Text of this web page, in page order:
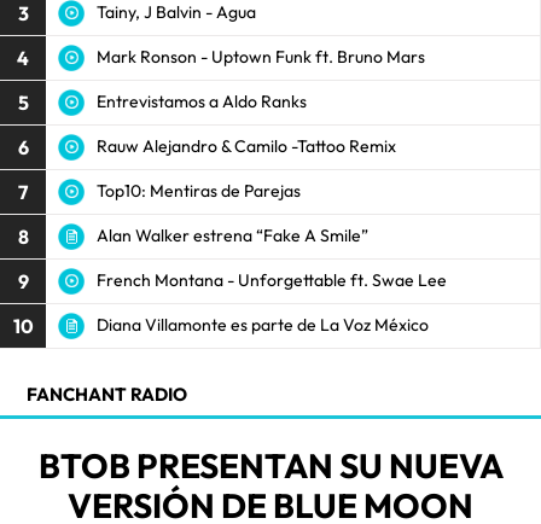
3 Tainy, J Balvin - Agua
4 Mark Ronson - Uptown Funk ft. Bruno Mars
5 Entrevistamos a Aldo Ranks
6 Rauw Alejandro & Camilo -Tattoo Remix
7 Top10: Mentiras de Parejas
8 Alan Walker estrena “Fake A Smile”
9 French Montana - Unforgettable ft. Swae Lee
10 Diana Villamonte es parte de La Voz México
FANCHANT RADIO
BTOB PRESENTAN SU NUEVA
VERSIÓN DE BLUE MOON